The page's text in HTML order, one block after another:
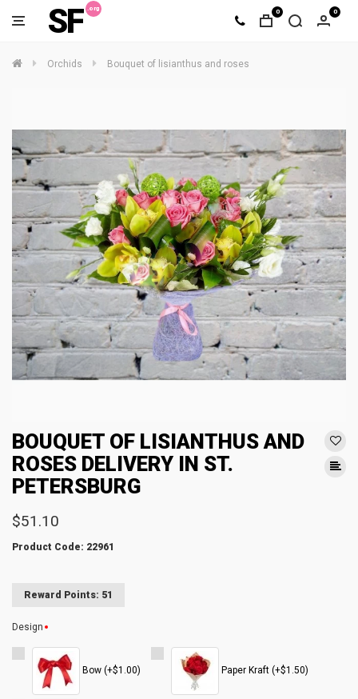
SF 0 0
Orchids Bouquet of lisianthus and roses
BOUQUET OF LISIANTHUS AND
ROSES DELIVERY IN ST.
PETERSBURG
$51.10
Product Code: 22961
Reward Points: 51
Design
Bow (+$1.00) Paper Kraft (+$1.50)